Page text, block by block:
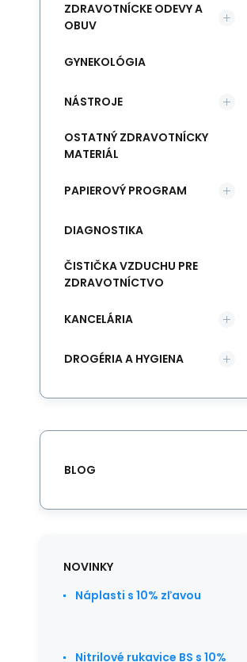
ZDRAVOTNÍCKE ODEVY A
OBUV
GYNEKOLÓGIA
NÁSTROJE
OSTATNÝ ZDRAVOTNÍCKY
MATERIÁL
PAPIEROVÝ PROGRAM
DIAGNOSTIKA
ČISTIČKA VZDUCHU PRE
ZDRAVOTNÍCTVO
KANCELÁRIA
DROGÉRIA A HYGIENA
BLOG
NOVINKY
Náplasti s 10% zľavou
Nitrilové rukavice BS s 10%